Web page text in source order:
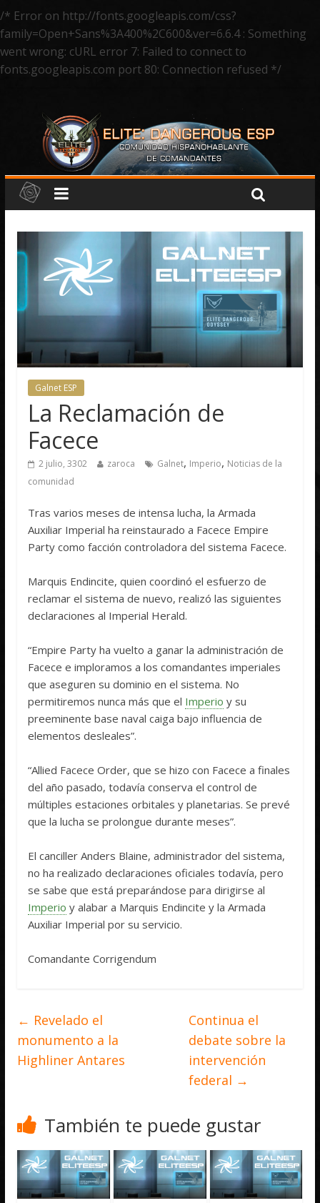
/* Error on http://fonts.googleapis.com/css?
family=Open+Sans%3A400%2C600&ver=6.6.4 : Something
went wrong: cURL error 7: Failed to connect to
fonts.googleapis.com port 80: Connection refused */
Galnet ESP
La Reclamación de
Facece
2 julio, 3302 zaroca Galnet, Imperio, Noticias de la
comunidad
Tras varios meses de intensa lucha, la Armada
Auxiliar Imperial ha reinstaurado a Facece Empire
Party como facción controladora del sistema Facece.
Marquis Endincite, quien coordinó el esfuerzo de
reclamar el sistema de nuevo, realizó las siguientes
declaraciones al Imperial Herald.
“Empire Party ha vuelto a ganar la administración de
Facece e imploramos a los comandantes imperiales
que aseguren su dominio en el sistema. No
permitiremos nunca más que el Imperio y su
preeminente base naval caiga bajo influencia de
elementos desleales”.
“Allied Facece Order, que se hizo con Facece a finales
del año pasado, todavía conserva el control de
múltiples estaciones orbitales y planetarias. Se prevé
que la lucha se prolongue durante meses”.
El canciller Anders Blaine, administrador del sistema,
no ha realizado declaraciones oficiales todavía, pero
se sabe que está preparándose para dirigirse al
Imperio y alabar a Marquis Endincite y la Armada
Auxiliar Imperial por su servicio.
Comandante Corrigendum
← Revelado el
monumento a la
Highliner Antares
Continua el
debate sobre la
intervención
federal →
También te puede gustar